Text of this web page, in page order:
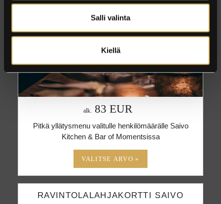
Salli valinta
Kiellä
alk. 83 EUR
Pitkä yllätysmenu valitulle henkilömäärälle Saivo
Kitchen & Bar of Momentsissa
RAVINTOLALAHJAKORTTI SAIVO